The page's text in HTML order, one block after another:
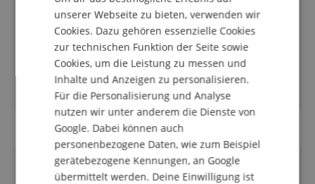
Fender Custom Shop Master Built Dave Brown '62
Jazzmaster NOS
statt bisher 11.610
11.319,00 €
bis 31.08.2026
FRENCH
ITALIAN
SPANISH
unserer Webseite zu bieten, verwenden wir
Cookies. Dazu gehören essenzielle Cookies
zur technischen Funktion der Seite sowie
Cookies, um die Leistung zu messen und
Inhalte und Anzeigen zu personalisieren.
Für die Personalisierung und Analyse
nutzen wir unter anderem die Dienste von
Google. Dabei können auch
personenbezogene Daten, wie zum Beispiel
gerätebezogene Kennungen, an Google
übermittelt werden. Deine Einwilligung ist